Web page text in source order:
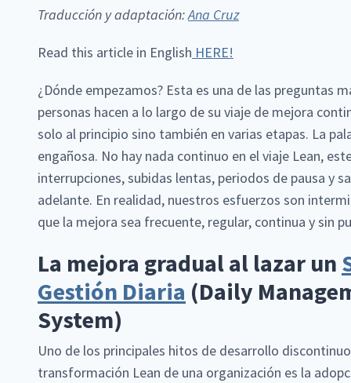
Traducción y adaptación:Ana Cruz
Read this article in English HERE!
¿Dónde empezamos? Esta es una de las preguntas
personas hacen a lo largo de su viaje de mejora
solo al principio sino también en varias etapas. La
engañosa. No hay nada continuo en el viaje Lean,
interrupciones, subidas lentas, periodos de pausa y
adelante. En realidad, nuestros esfuerzos son
que la mejora sea frecuente, regular, continua y sin
La mejora gradual al lazar un
Gestión Diaria (Daily
System)
Uno de los principales hitos de desarrollo
transformación Lean de una organización es la